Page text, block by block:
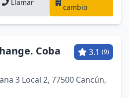
Llamar
cambio
Coba
3.1 (9)
3 Local 2, 77500 Cancún,